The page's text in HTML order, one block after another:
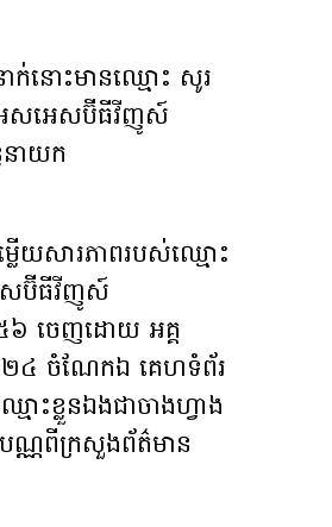
ាក់នោះមានឈ្មោះ សូរ
អេសអេសប៊ីធីវីញូស៍
នាយក
លើយសារភាពរបស់ឈ្មោះ
សប៊ីធីវីញូស៍
៦ ចេញដោយ អគ្គ
២៤ ចំណែកឯ គេហទំព័រ
ោះខ្លួនឯងជាចាងហ្វាង
បណ្ណពីក្រសួងព័ត៌មាន